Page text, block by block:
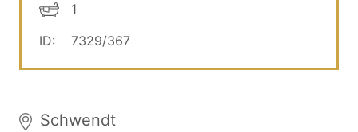
1
ID:
7329/367
Schwendt